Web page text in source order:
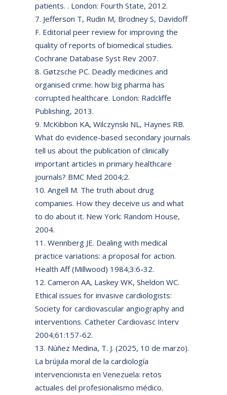
patients. . London: Fourth State, 2012.
Jefferson T, Rudin M, Brodney S, Davidoff
F. Editorial peer review for improving the
quality of reports of biomedical studies.
Cochrane Database Syst Rev 2007.
Gøtzsche PC. Deadly medicines and
organised crime: how big pharma has
corrupted healthcare. London: Radcliffe
Publishing, 2013.
McKibbon KA, Wilczynski NL, Haynes RB.
What do evidence-based secondary journals
tell us about the publication of clinically
important articles in primary healthcare
journals? BMC Med 2004;2.
Angell M. The truth about drug
companies. How they deceive us and what
to do about it. New York: Random House,
2004.
Wennberg JE. Dealing with medical
practice variations: a proposal for action.
Health Aff (Millwood) 1984;3:6-32.
Cameron AA, Laskey WK, Sheldon WC.
Ethical issues for invasive cardiologists:
Society for cardiovascular angiography and
interventions. Catheter Cardiovasc Interv
2004;61:157-62.
Núñez Medina, T. J. (2025, 10 de marzo).
La brújula moral de la cardiología
intervencionista en Venezuela: retos
actuales del profesionalismo médico.